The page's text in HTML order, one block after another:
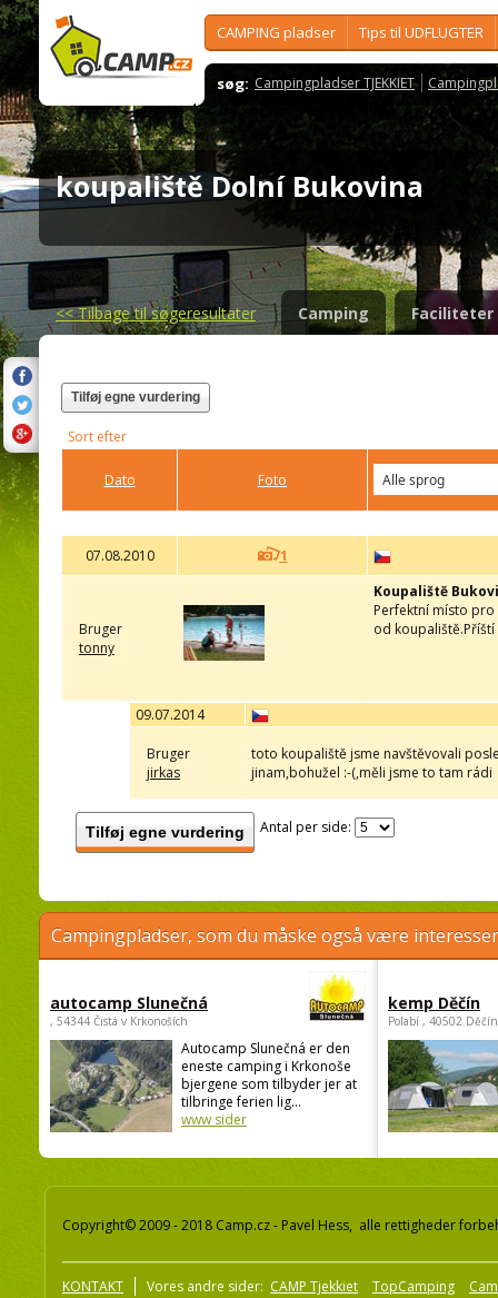
CAMPING pladser Tips til UDFLUGTER
søg: Campingpladser TJEKKIET
koupaliště Dolní Bukovina
<<Tilbage til søgeresultater Camping Faciliteter
Tilføj egne vurdering
Sort efter
Dato Foto
07.08.2010 1
Bruger
tonny
Koupaliště
Perfektní místo
od
09.07.2014
Bruger
jirkas
toto koupaliště jsme navštěvovali
jinam,bohužel :-(,měli jsme to tam rádi
Tilføj egne vurdering Antal per side:
Campingpladser, som du måske også være
autocamp Slunečná
, 54344 Čistá v Krkonoších
Autocamp Slunečná er den
eneste camping i Krkonoše
bjergene som tilbyder jer at
tilbringe ferien lig...
www sider
kemp Děčín
Polabí , 40502 Děčín
Copyright© 2009 - 2018 Camp.cz - Pavel Hess, alle rettigheder
KONTAKT Vores andre sider: CAMP Tjekkiet TopCamping